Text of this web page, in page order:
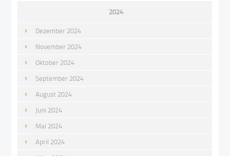
2024
Dezember 2024
November 2024
Oktober 2024
September 2024
August 2024
Juni 2024
Mai 2024
April 2024